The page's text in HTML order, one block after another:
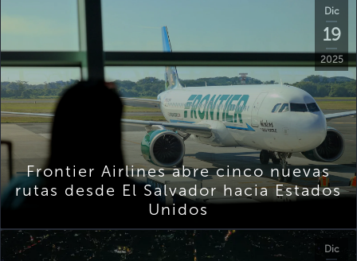
Dic
19
2025
Frontier Airlines abre cinco nuevas
rutas desde El Salvador hacia Estados
Unidos
Dic